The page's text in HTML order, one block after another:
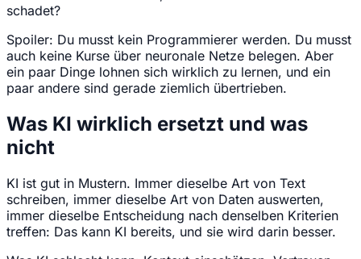
schadet?
Spoiler: Du musst kein Programmierer werden. Du musst
auch keine Kurse über neuronale Netze belegen. Aber
ein paar Dinge lohnen sich wirklich zu lernen, und ein
paar andere sind gerade ziemlich übertrieben.
Was KI wirklich ersetzt und was
nicht
KI ist gut in Mustern. Immer dieselbe Art von Text
schreiben, immer dieselbe Art von Daten auswerten,
immer dieselbe Entscheidung nach denselben Kriterien
treffen: Das kann KI bereits, und sie wird darin besser.